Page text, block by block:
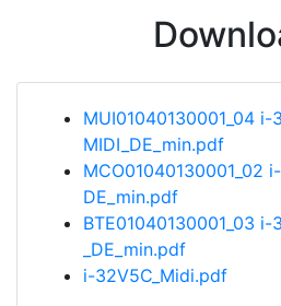
MUI01040130001_04 i-
MIDI_DE_min.pdf
MCO01040130001_02
DE_min.pdf
BTE01040130001_03 i-
_DE_min.pdf
i-32V5C_Midi.pdf